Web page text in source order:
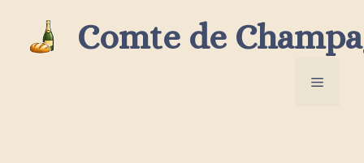
contenu
Comte de
Menu